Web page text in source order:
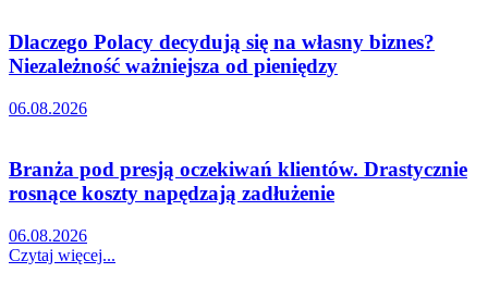
Dlaczego Polacy decydują się na własny biznes?
Niezależność ważniejsza od pieniędzy
06.08.2026
Branża pod presją oczekiwań klientów. Drastycznie
rosnące koszty napędzają zadłużenie
06.08.2026
Czytaj więcej...